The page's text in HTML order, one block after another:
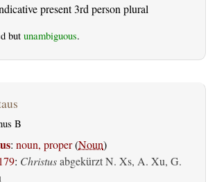
present 3rd person plural
but unambiguous.
B
: noun, proper(Noun)
: Christusabgekürzt N. Xs, A. Xu, G.